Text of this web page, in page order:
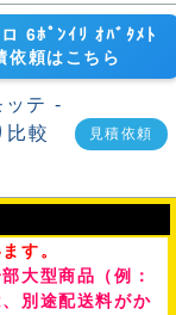
6ﾎﾟﾝｲﾘ ｵﾊﾞﾀﾒﾄ
依頼はこちら
見積依頼
す。
大型商品（例：
別途配送料がか